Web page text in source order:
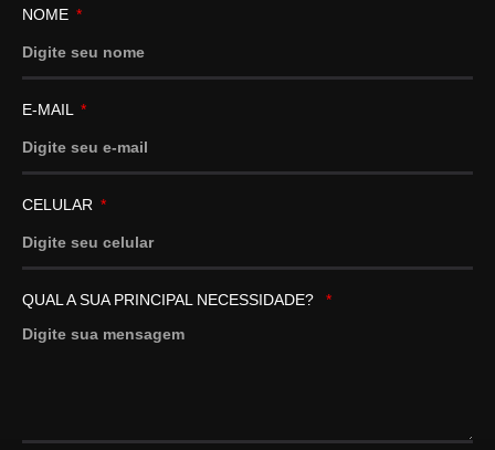
NOME
E-MAIL
CELULAR
QUAL A SUA PRINCIPAL NECESSIDADE?